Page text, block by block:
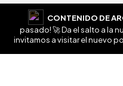
CONTENIDO DE
pasado! 🚀 Da el salto a la
invitamos a visitar el nuevo